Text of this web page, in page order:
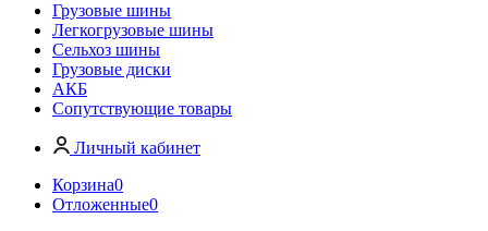
Грузовые шины
Легкогрузовые шины
Сельхоз шины
Грузовые диски
АКБ
Сопутствующие товары
Личный кабинет
Корзина0
Отложенные0